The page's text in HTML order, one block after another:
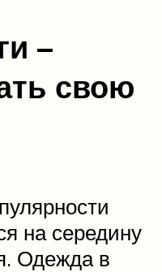
–
свою
на середину
Одежда в